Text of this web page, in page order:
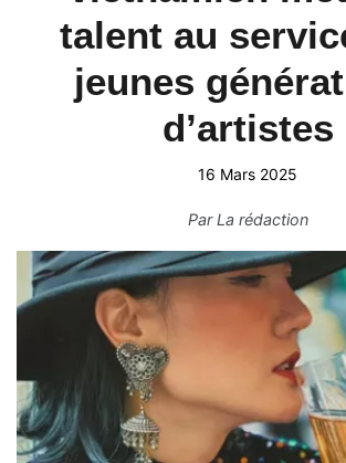
talent au
jeunes
d’artistes
16 Mars 2025
ParLa rédaction